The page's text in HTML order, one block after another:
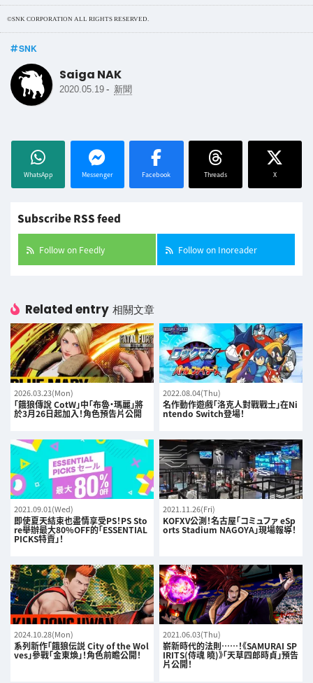
©SNK CORPORATION ALL RIGHTS RESERVED.
SNK
Saiga NAK
2020.05.19 - 新聞
WhatsApp Messenger Facebook Threads X
Subscribe RSS feed
Follow on Feedly Follow on Inoreader
Related entry 相關文章
2026.03.23(Mon)
「餓狼傳說 CotW」中「布魯・瑪麗」將
於3月26日起加入！角色預告片公開
2022.08.04(Thu)
名作動作遊戲「洛克人對戰戰士」在Ni
ntendo Switch登場！
2021.09.01(Wed)
即使夏天結束也盡情享受PS！PS Sto
re舉辦最大80%OFF的「ESSENTIAL
PICKS特賣」！
2021.11.26(Fri)
KOFXV公測！名古屋「コミュファ eSp
orts Stadium NAGOYA」現場報導！
2024.10.28(Mon)
系列新作「餓狼伝説 City of the Wol
ves」參戰「金東煥」！角色前瞻公開！
2021.06.03(Thu)
嶄新時代的法則……！《SAMURAI SP
IRITS(侍魂 曉)》「天草四郎時貞」預告
片公開！